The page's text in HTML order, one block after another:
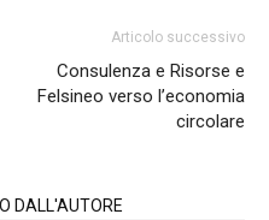
Articolo successivo
Consulenza e Risorse e
Felsineo verso l’economia
circolare
DALL'AUTORE